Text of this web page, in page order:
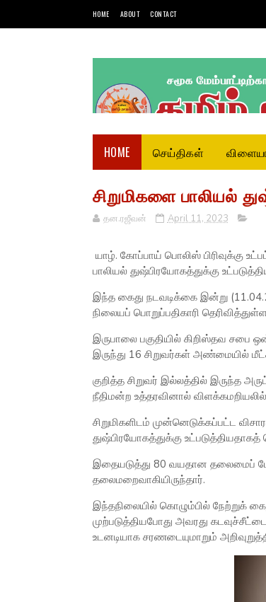
HOME ABOUT CONTACT
HOME செய்திகள்
சிறுமிகளை பாலியல்
தன.ரஜீவன் April 11, 2023
யாழ். கோப்பாய் பொலிஸ் பிரிவுக்கு
பாலியல் துஷ்பிரயோகத்துக்கு
இந்த கைது நடவடிக்கை இன்று
நிலையப் பொறுப்பதிகாரி
இருபாலை பகுதியில் கிறிஸ்தவ சபை
இருந்து 16 சிறுவர்கள் அண்மையில்
குறித்த சிறுவர் இல்லத்தில் இருந்த
நீதிமன்ற உத்தரவினால்
சிறுமிகளிடம் முன்னெடுக்கப்பட்ட
துஷ்பிரயோகத்துக்கு உட்படுத்தியதாகத்
இதையடுத்து 80 வயதான தலைமைப்
தலைமறைவாகியிருந்தார்.
இந்தநிலையில் கொழும்பில் நேற்றுக்
முற்படுத்தியபோது அவரது
உடனடியாக சரணடையுமாறும்